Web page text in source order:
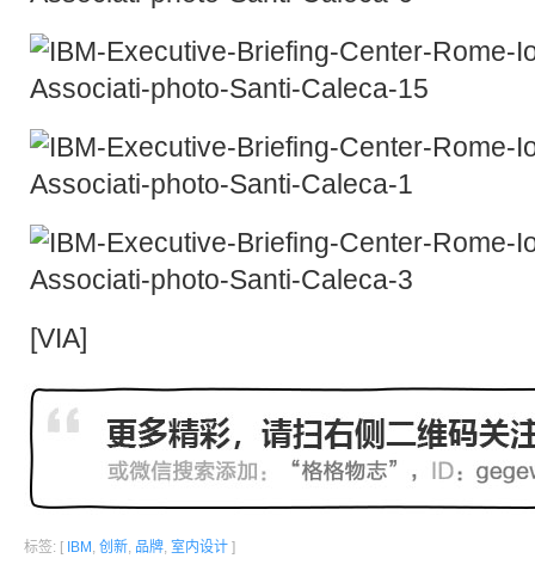
[VIA]
标签: [ IBM , 创新, 品牌, 室内设计 ]